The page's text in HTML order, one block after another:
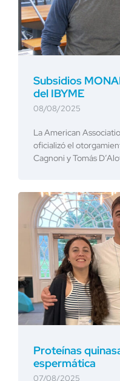
Subsidios
del IBYME
08/08/2025
La American
oficializó el
Cagnoni y Tomás
Proteínas
espermática
07/08/2025